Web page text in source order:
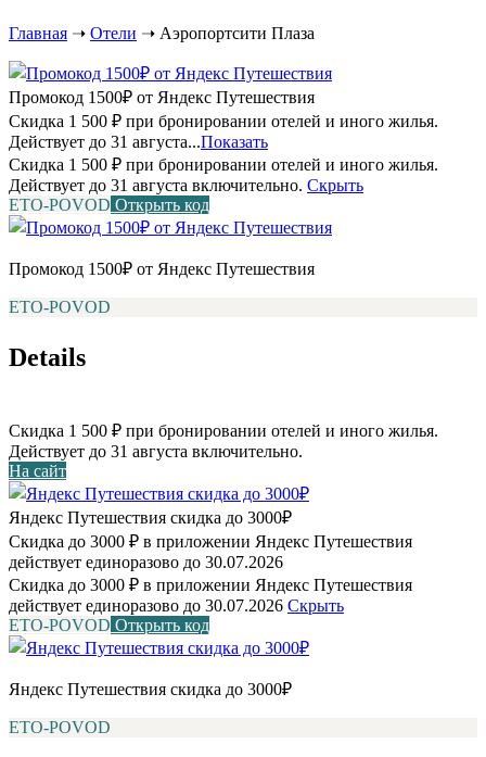
Главная ➝ Отели ➝ Аэропортсити Плаза
Промокод 1500₽ от Яндекс Путешествия
Скидка 1 500 ₽ при бронировании отелей и иного жилья.
Действует до 31 августа...Показать
Скидка 1 500 ₽ при бронировании отелей и иного жилья.
Действует до 31 августа включительно. Скрыть
ETO-POVOD Открыть код
Промокод 1500₽ от Яндекс Путешествия
ETO-POVOD
Details
Скидка 1 500 ₽ при бронировании отелей и иного жилья.
Действует до 31 августа включительно.
На сайт
Яндекс Путешествия скидка до 3000₽
Скидка до 3000 ₽ в приложении Яндекс Путешествия
действует единоразово до 30.07.2026
Скидка до 3000 ₽ в приложении Яндекс Путешествия
действует единоразово до 30.07.2026 Скрыть
ETO-POVOD Открыть код
Яндекс Путешествия скидка до 3000₽
ETO-POVOD